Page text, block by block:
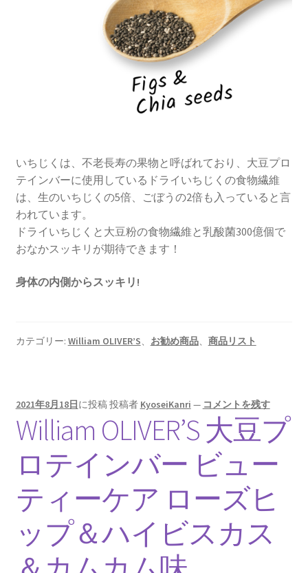
いちじくは、不老長寿の果物と呼ばれており、大豆プロ
テインバーに使用しているドライいちじくの食物繊維
は、生のいちじくの5倍、ごぼうの2倍も入っていると言
われています。
ドライいちじくと大豆粉の食物繊維と乳酸菌300億個で
おなかスッキリが期待できます！
身体の内側からスッキリ!
カテゴリー: William OLIVER’S、 お勧め商品、 商品リスト
2021年8月18日に投稿投稿者 KyoseiKanri — コメントを残す
William OLIVER’S 大豆プ
ロテインバー ビュー
ティーケア ローズヒ
ップ＆ハイビスカス